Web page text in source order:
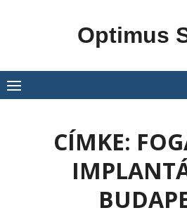
Optimus
CÍMKE: